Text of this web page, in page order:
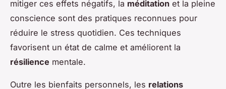
mitiger ces effets négatifs, la méditation et la pleine
conscience sont des pratiques reconnues pour
réduire le stress quotidien. Ces techniques
favorisent un état de calme et améliorent la
résilience mentale.
Outre les bienfaits personnels, les relations